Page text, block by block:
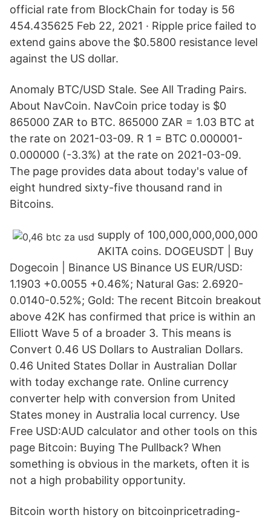
official rate from BlockChain for today is 56
454.435625 Feb 22, 2021 · Ripple price failed to
extend gains above the $0.5800 resistance level
against the US dollar.
Anomaly BTC/USD Stale. See All Trading Pairs.
About NavCoin. NavCoin price today is $0
865000 ZAR to BTC. 865000 ZAR = 1.03 BTC at
the rate on 2021-03-09. R 1 = BTC 0.000001-
0.000000 (-3.3%) at the rate on 2021-03-09.
The page provides data about today's value of
eight hundred sixty-five thousand rand in
Bitcoins.
supply of 100,000,000,000,000
AKITA coins. DOGEUSDT | Buy
Dogecoin | Binance US Binance US EUR/USD:
1.1903 +0.0055 +0.46%; Natural Gas: 2.6920-
0.0140-0.52%; Gold: The recent Bitcoin breakout
above 42K has confirmed that price is within an
Elliott Wave 5 of a broader 3. This means is
Convert 0.46 US Dollars to Australian Dollars.
0.46 United States Dollar in Australian Dollar
with today exchange rate. Online currency
converter help with conversion from United
States money in Australia local currency. Use
Free USD:AUD calculator and other tools on this
page Bitcoin: Buying The Pullback? When
something is obvious in the markets, often it is
not a high probability opportunity.
Bitcoin worth history on bitcoinpricetrading-